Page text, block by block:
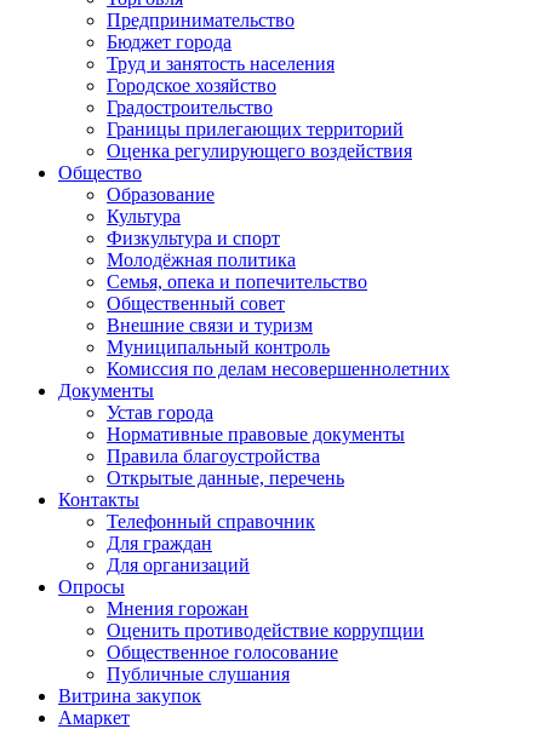
Предпринимательство
Бюджет города
Труд и занятость населения
Городское хозяйство
Градостроительство
Границы прилегающих территорий
Оценка регулирующего воздействия
Общество
Образование
Культура
Физкультура и спорт
Молодёжная политика
Семья, опека и попечительство
Общественный совет
Внешние связи и туризм
Муниципальный контроль
Комиссия по делам несовершеннолетних
Документы
Устав города
Нормативные правовые документы
Правила благоустройства
Открытые данные, перечень
Контакты
Телефонный справочник
Для граждан
Для организаций
Опросы
Мнения горожан
Оценить противодействие коррупции
Общественное голосование
Публичные слушания
Витрина закупок
Амаркет